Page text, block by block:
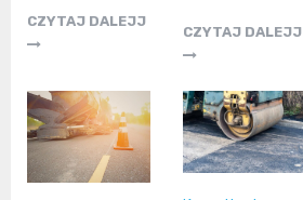
CZYTAJ DALEJJ
CZYTAJ DALEJJ